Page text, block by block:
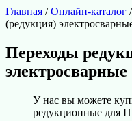
Главная /Онлайн-каталог
(редукция)
Переходы
электросварные
У нас вы можете
редукционные для